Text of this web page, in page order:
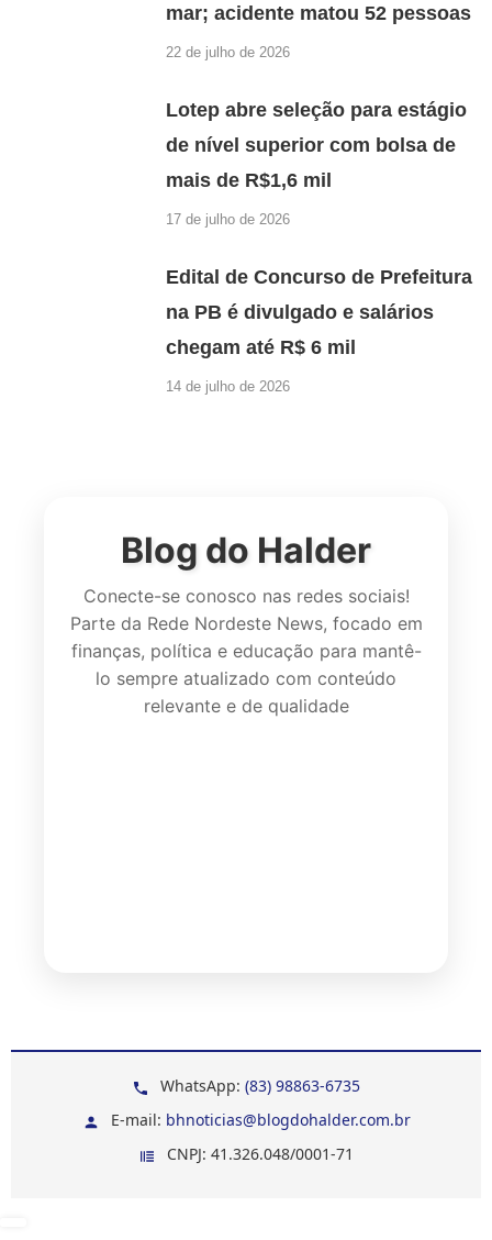
mar; acidente matou 52 pessoas
22 de julho de 2026
Lotep abre seleção para estágio
de nível superior com bolsa de
mais de R$1,6 mil
17 de julho de 2026
Edital de Concurso de Prefeitura
na PB é divulgado e salários
chegam até R$ 6 mil
14 de julho de 2026
Blog do Halder
Conecte-se conosco nas redes sociais!
Parte da Rede Nordeste News, focado em
finanças, política e educação para mantê-
lo sempre atualizado com conteúdo
relevante e de qualidade
WhatsApp: (83) 98863-6735
E-mail: bhnoticias@blogdohalder.com.br
CNPJ: 41.326.048/0001-71